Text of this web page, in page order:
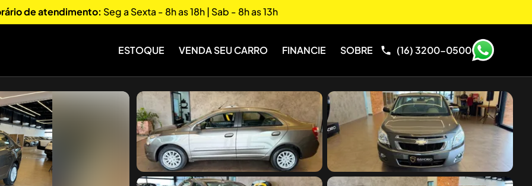
de atendimento: Seg a Sexta - 8h as 18h | Sab - 8h as 13h
ESTOQUE VENDA SEU CARRO FINANCIE SOBRE (16) 3200-0500